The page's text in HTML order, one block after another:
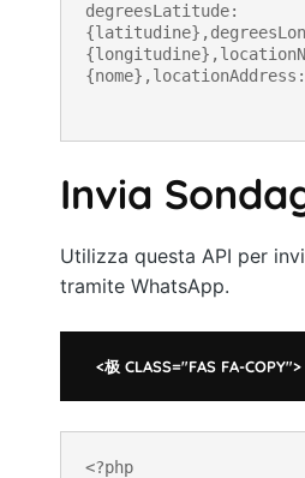
degreesLatitude:
Invia
Utilizza questa API per
tramite WhatsApp.
<极 CLASS="FAS FA-COPY">
<?php